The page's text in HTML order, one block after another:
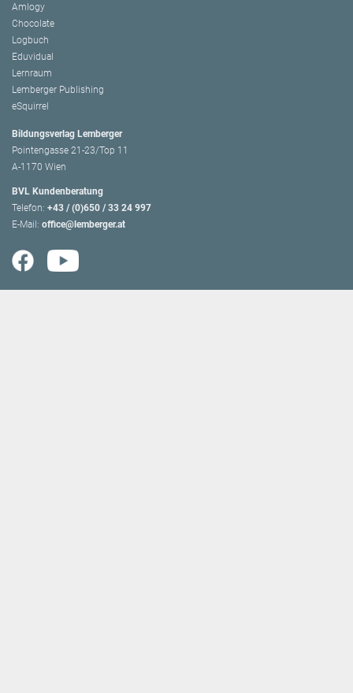
Amlogy
Chocolate
Logbuch
Eduvidual
Lernraum
Lemberger Publishing
eSquirrel
Bildungsverlag Lemberger
Pointengasse 21-23/Top 11
A-1170 Wien
BVL Kundenberatung
Telefon: +43 / (0)650 / 33 24 997
E-Mail: office@lemberger.at